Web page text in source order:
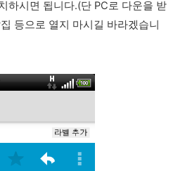
하시면 됩니다.(단 PC로 다운을 받
등으로 열지 마시길 바라겠습니